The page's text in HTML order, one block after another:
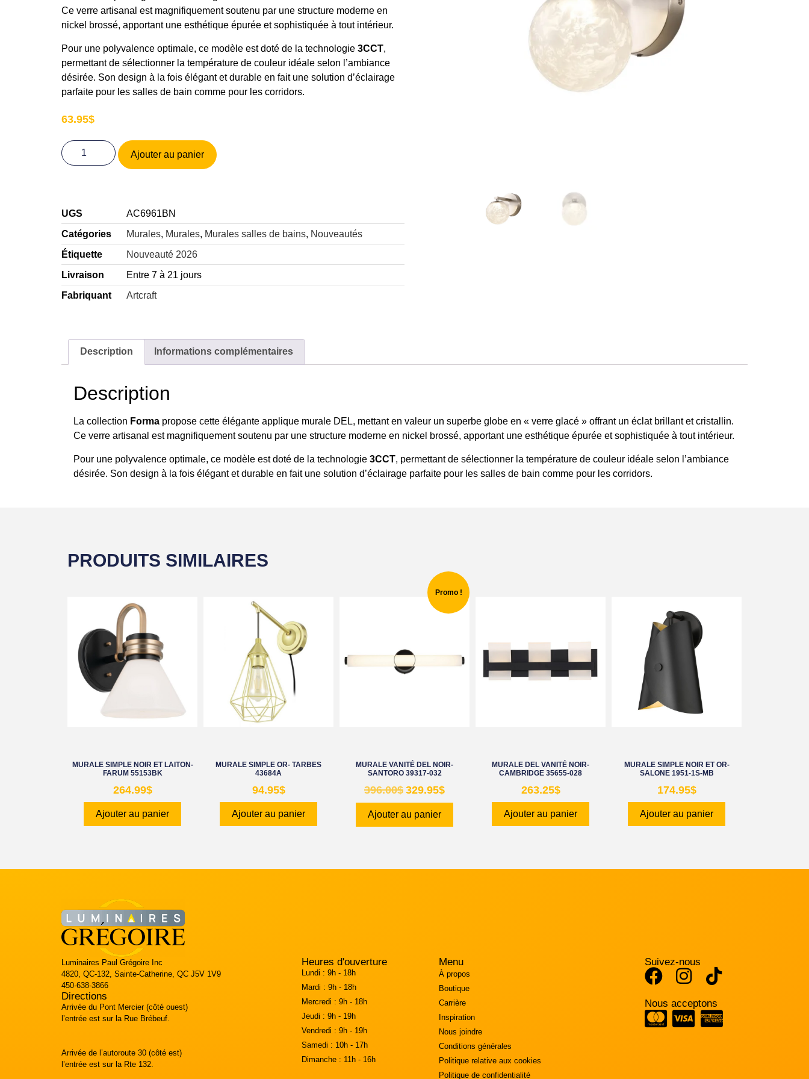
Ce verre artisanal est magnifiquement soutenu par une structure moderne en
nickel brossé, apportant une esthétique épurée et sophistiquée à tout intérieur.
Pour une polyvalence optimale, ce modèle est doté de la technologie 3CCT,
permettant de sélectionner la température de couleur idéale selon l’ambiance
désirée. Son design à la fois élégant et durable en fait une solution d’éclairage
parfaite pour les salles de bain comme pour les corridors.
63.95$
Ajouter au panier
UGS
AC6961BN
Catégories
Murales, Murales, Murales salles de bains, Nouveautés
Étiquette
Nouveauté 2026
Livraison
Entre 7 à 21 jours
Fabriquant
Artcraft
Description Informations complémentaires
Description
La collection Forma propose cette élégante applique murale DEL, mettant en valeur un superbe globe en « verre glacé » offrant un éclat brillant et cristallin.
Ce verre artisanal est magnifiquement soutenu par une structure moderne en nickel brossé, apportant une esthétique épurée et sophistiquée à tout intérieur.
Pour une polyvalence optimale, ce modèle est doté de la technologie 3CCT, permettant de sélectionner la température de couleur idéale selon l’ambiance
désirée. Son design à la fois élégant et durable en fait une solution d’éclairage parfaite pour les salles de bain comme pour les corridors.
PRODUITS SIMILAIRES
MURALE SIMPLE NOIR ET LAITON-
FARUM 55153BK
264.99$
Ajouter au panier
MURALE SIMPLE OR- TARBES
43684A
94.95$
Ajouter au panier
Promo !
MURALE VANITÉ DEL NOIR-
SANTORO 39317-032
396.00$ 329.95$
Ajouter au panier
MURALE DEL VANITÉ NOIR-
CAMBRIDGE 35655-028
263.25$
Ajouter au panier
MURALE SIMPLE NOIR ET OR-
SALONE 1951-1S-MB
174.95$
Ajouter au panier
Luminaires Paul Grégoire Inc
4820, QC-132, Sainte-Catherine, QC J5V 1V9
450-638-3866
Directions
Arrivée du Pont Mercier (côté ouest)
l’entrée est sur la Rue Brébeuf.
Arrivée de l’autoroute 30 (côté est)
l’entrée est sur la Rte 132.
Heures d'ouverture
Lundi : 9h - 18h
Mardi : 9h - 18h
Mercredi : 9h - 18h
Jeudi : 9h - 19h
Vendredi : 9h - 19h
Samedi : 10h - 17h
Dimanche : 11h - 16h
Menu
À propos
Boutique
Carrière
Inspiration
Nous joindre
Conditions générales
Politique relative aux cookies
Politique de confidentialité
Suivez-nous
Nous acceptons